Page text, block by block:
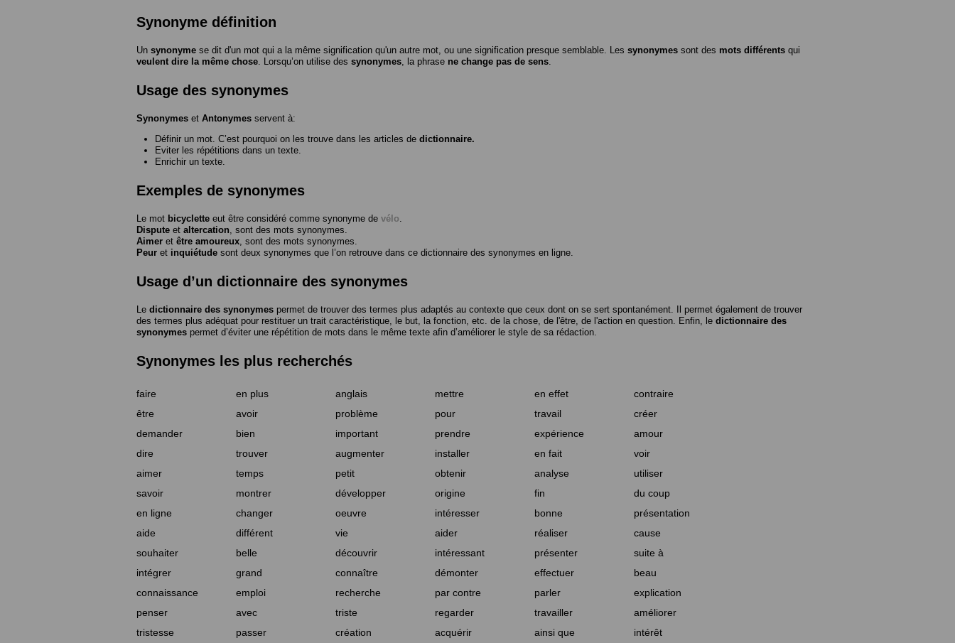
Synonyme définition
Un synonyme se dit d'un mot qui a la même signification qu'un autre mot, ou une signification presque semblable. Les synonymes sont des mots différents qui
veulent dire la même chose. Lorsqu’on utilise des synonymes, la phrase ne change pas de sens.
Usage des synonymes
Synonymes et Antonymes servent à:
Définir un mot. C’est pourquoi on les trouve dans les articles de dictionnaire.
Eviter les répétitions dans un texte.
Enrichir un texte.
Exemples de synonymes
Le mot bicyclette eut être considéré comme synonyme de vélo.
Dispute et altercation, sont des mots synonymes.
Aimer et être amoureux, sont des mots synonymes.
Peur et inquiétude sont deux synonymes que l’on retrouve dans ce dictionnaire des synonymes en ligne.
Usage d’un dictionnaire des synonymes
Le dictionnaire des synonymes permet de trouver des termes plus adaptés au contexte que ceux dont on se sert spontanément. Il permet également de trouver
des termes plus adéquat pour restituer un trait caractéristique, le but, la fonction, etc. de la chose, de l'être, de l'action en question. Enfin, le dictionnaire des
synonymes permet d’éviter une répétition de mots dans le même texte afin d’améliorer le style de sa rédaction.
Synonymes les plus recherchés
faire en plus anglais mettre en effet
contraire
être
avoir problème pour travail
créer
demander
bien important prendre expérience
amour
dire
trouver augmenter installer en fait
voir
aimer
temps petit obtenir analyse
utiliser
savoir
montrer développer origine fin
du coup
en ligne
changer oeuvre intéresser bonne
présentation
aide
différent vie aider réaliser
cause
souhaiter
belle découvrir intéressant présenter
suite à
intégrer
grand connaître démonter effectuer
beau
connaissance
emploi recherche par contre parler
explication
penser
avec triste regarder travailler
améliorer
tristesse
passer création acquérir ainsi que intérêt